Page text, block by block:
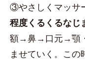
③やさしくマッサ
程度くるくるなじ
額→鼻→口元→顎
ませていく。この